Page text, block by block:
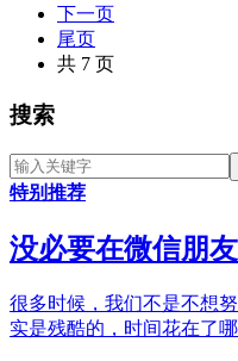
下一页
尾页
共 7 页
搜索
特别推荐
没必要在微信朋
很多时候，我们不是不想
实是残酷的，时间花在了